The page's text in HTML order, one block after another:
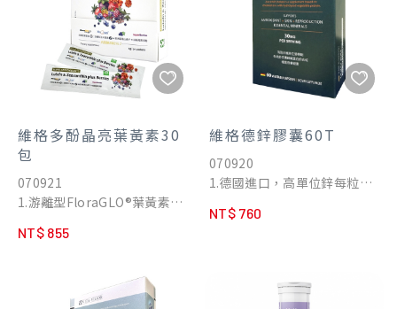
晰、壓力大者、上班族、想幫
維格多酚晶亮葉黃素30
包
070921
1.游離型FloraGLO®葉黃素、
補充黃金比例。
植化素，山桑子、黑醋栗等多
種綜合莓果多酚，含豐富的類
NT$ 855
維格德鋅膠囊60T
070920
1.德國進口，高單位鋅每粒
力、精神旺盛、鋅力充沛，展
胺基酸螯合鋅，穩定性高，吸
收率高達95%。
NT$ 760